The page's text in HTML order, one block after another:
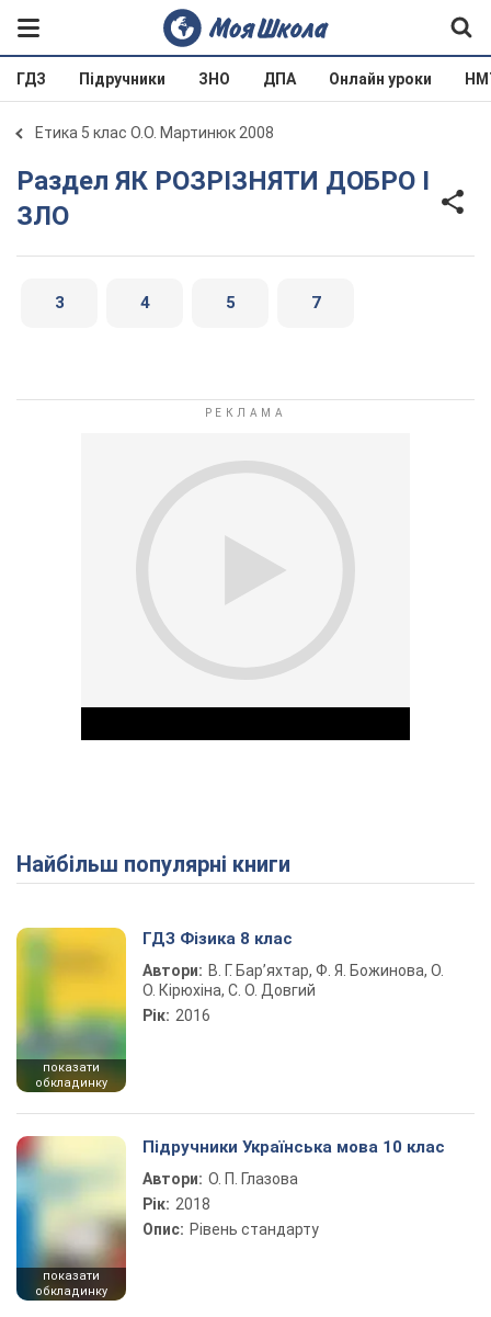
ГДЗ Підручники ЗНО ДПА Онлайн уроки
Етика 5 клас О.О. Мартинюк 2008
Раздел ЯК РОЗРІЗНЯТИ ДОБРО І
ЗЛО
3 4 5 7
Play Video
Найбільш популярні книги
показати
обкладинку
ГДЗ Фізика 8 клас
Автори: В. Г. Бар’яхтар, Ф. Я. Божинова, О.
О. Кірюхіна, С. О. Довгий
Рік: 2016
показати
обкладинку
Підручники Українська мова 10 клас
Автори: О. П. Глазова
Рік: 2018
Опис: Рівень стандарту